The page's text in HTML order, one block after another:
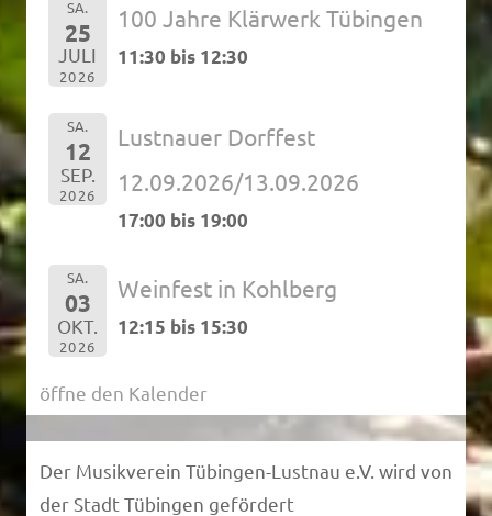
SA.
25
JULI
2026
100 Jahre Klärwerk Tübingen
11:30 bis 12:30
SA.
12
SEP.
2026
Lustnauer Dorffest
12.09.2026/13.09.2026
17:00 bis 19:00
SA.
03
OKT.
2026
Weinfest in Kohlberg
12:15 bis 15:30
öffne den Kalender
Der Musikverein Tübingen-Lustnau e.V. wird von
der Stadt Tübingen gefördert